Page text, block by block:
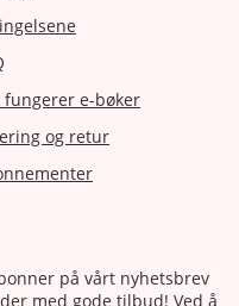
fungerer e-bøker
og retur
på vårt nyhetsbrev
med gode tilbud! Ved å